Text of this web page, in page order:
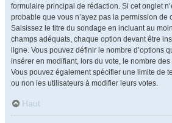
formulaire principal de rédaction. Si cet onglet
probable que vous n’ayez pas la permission de
Saisissez le titre du sondage en incluant au
champs adéquats, chaque option devant être
ligne. Vous pouvez définir le nombre d’options
insérer en modifiant, lors du vote, le nombre
Vous pouvez également spécifier une limite de
ou non les utilisateurs à modifier leurs votes.
Haut